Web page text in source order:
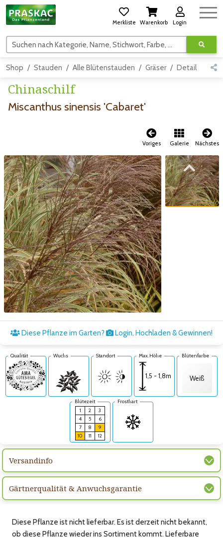
Merkliste Warenkorb Login
Suchen nach Kategorie, Name, Stichwort, Farbe, usw.
Shop Stauden Alle Blütenstauden Gräser Detail
Chinaschilf
Miscanthus sinensis 'Cabaret'
Voriges Galerie Nächstes
Zum vorigen Bild
Zum nächsten Bild
Diese Pflanze im Garten? Login, Hochladen & Gewinnen!
Qualität Wuchs Standort Max. Höhe
1,5 - 1,8m
Blütenfarbe
Weiß
Blütezeit
1
2
3
4
5
6
7
8
9
10
11 12
Frosthart
Versandinfo
Gärtnerqualität & Anwuchsgarantie
Diese Pflanze ist nicht lieferbar. Es ist derzeit nicht bekannt,
ob diese Pflanze wieder ins Sortiment kommt. Lieferbare